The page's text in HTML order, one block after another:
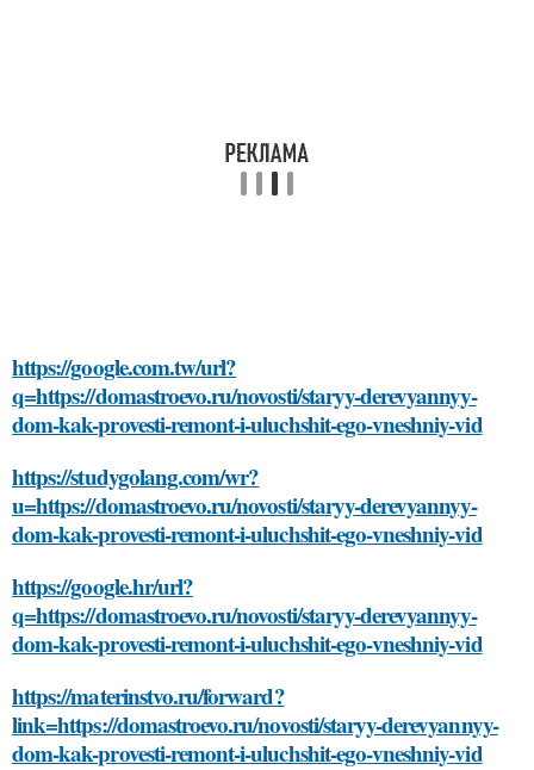
https://google.com.tw/url?
q=https://domastroevo.ru/novosti/staryy-derevyannyy-
dom-kak-provesti-remont-i-uluchshit-ego-vneshniy-vid
https://studygolang.com/wr?
u=https://domastroevo.ru/novosti/staryy-derevyannyy-
dom-kak-provesti-remont-i-uluchshit-ego-vneshniy-vid
https://google.hr/url?
q=https://domastroevo.ru/novosti/staryy-derevyannyy-
dom-kak-provesti-remont-i-uluchshit-ego-vneshniy-vid
https://materinstvo.ru/forward?
link=https://domastroevo.ru/novosti/staryy-derevyannyy-
dom-kak-provesti-remont-i-uluchshit-ego-vneshniy-vid